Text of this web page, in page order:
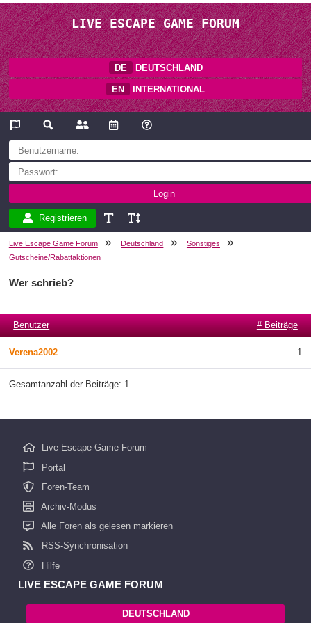
LIVE ESCAPE GAME FORUM
DE DEUTSCHLAND
EN INTERNATIONAL
Registrieren
Live Escape Game Forum Deutschland
Sonstiges
Gutscheine/Rabattaktionen
Wer schrieb?
Benutzer # Beiträge
Verena2002 1
Gesamtanzahl der Beiträge: 1
Live Escape Game Forum
Portal
Foren-Team
Archiv-Modus
Alle Foren als gelesen markieren
RSS-Synchronisation
Hilfe
LIVE ESCAPE GAME FORUM
DEUTSCHLAND